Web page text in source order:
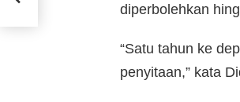
diperbolehkan
“Satu tahun ke
penyitaan,” kata